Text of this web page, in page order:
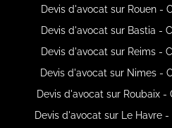
Devis d'avocat sur Rouen -
Devis d'avocat sur Bastia -
Devis d'avocat sur Reims -
Devis d'avocat sur Nimes -
Devis d'avocat sur Roubaix
Devis d'avocat sur Le Havre